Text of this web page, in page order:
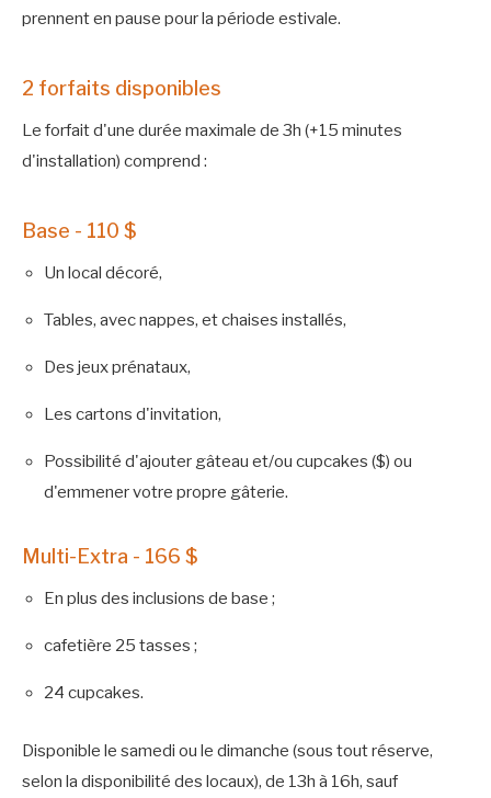
prennent en pause pour la période estivale.
2 forfaits disponibles
Le forfait d'une durée maximale de 3h (+15 minutes
d'installation) comprend :
Base - 110 $
Un local décoré,
Tables, avec nappes, et chaises installés,
Des jeux prénataux,
Les cartons d'invitation,
Possibilité d'ajouter gâteau et/ou cupcakes ($) ou
d'emmener votre propre gâterie.
Multi-Extra - 166 $
En plus des inclusions de base ;
cafetière 25 tasses ;
24 cupcakes.
Disponible le samedi ou le dimanche (sous tout réserve,
selon la disponibilité des locaux), de 13h à 16h, sauf